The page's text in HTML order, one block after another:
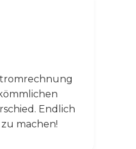
Endlich
machen!